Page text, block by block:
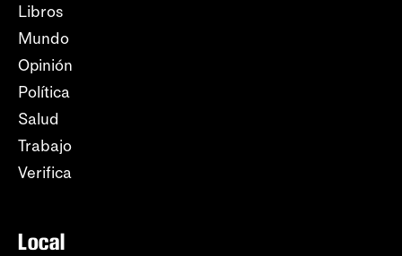
Libros
Mundo
Opinión
Política
Salud
Trabajo
Verifica
Local